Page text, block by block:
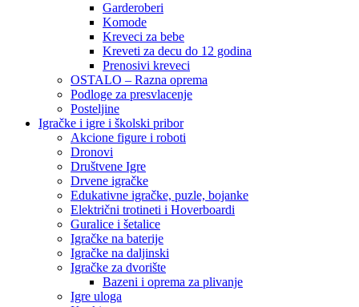
Garderoberi
Komode
Kreveci za bebe
Kreveti za decu do 12 godina
Prenosivi kreveci
OSTALO – Razna oprema
Podloge za presvlacenje
Posteljine
Igračke i igre i školski pribor
Akcione figure i roboti
Dronovi
Društvene Igre
Drvene igračke
Edukativne igračke, puzle, bojanke
Električni trotineti i Hoverboardi
Guralice i šetalice
Igračke na baterije
Igračke na daljinski
‎Igračke za dvorište
Bazeni i oprema za plivanje
Igre uloga